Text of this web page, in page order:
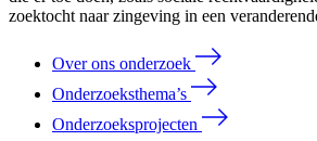
zoektocht naar zingeving in een
Over ons onderzoek
Onderzoeksthema’s
Onderzoeksprojecten